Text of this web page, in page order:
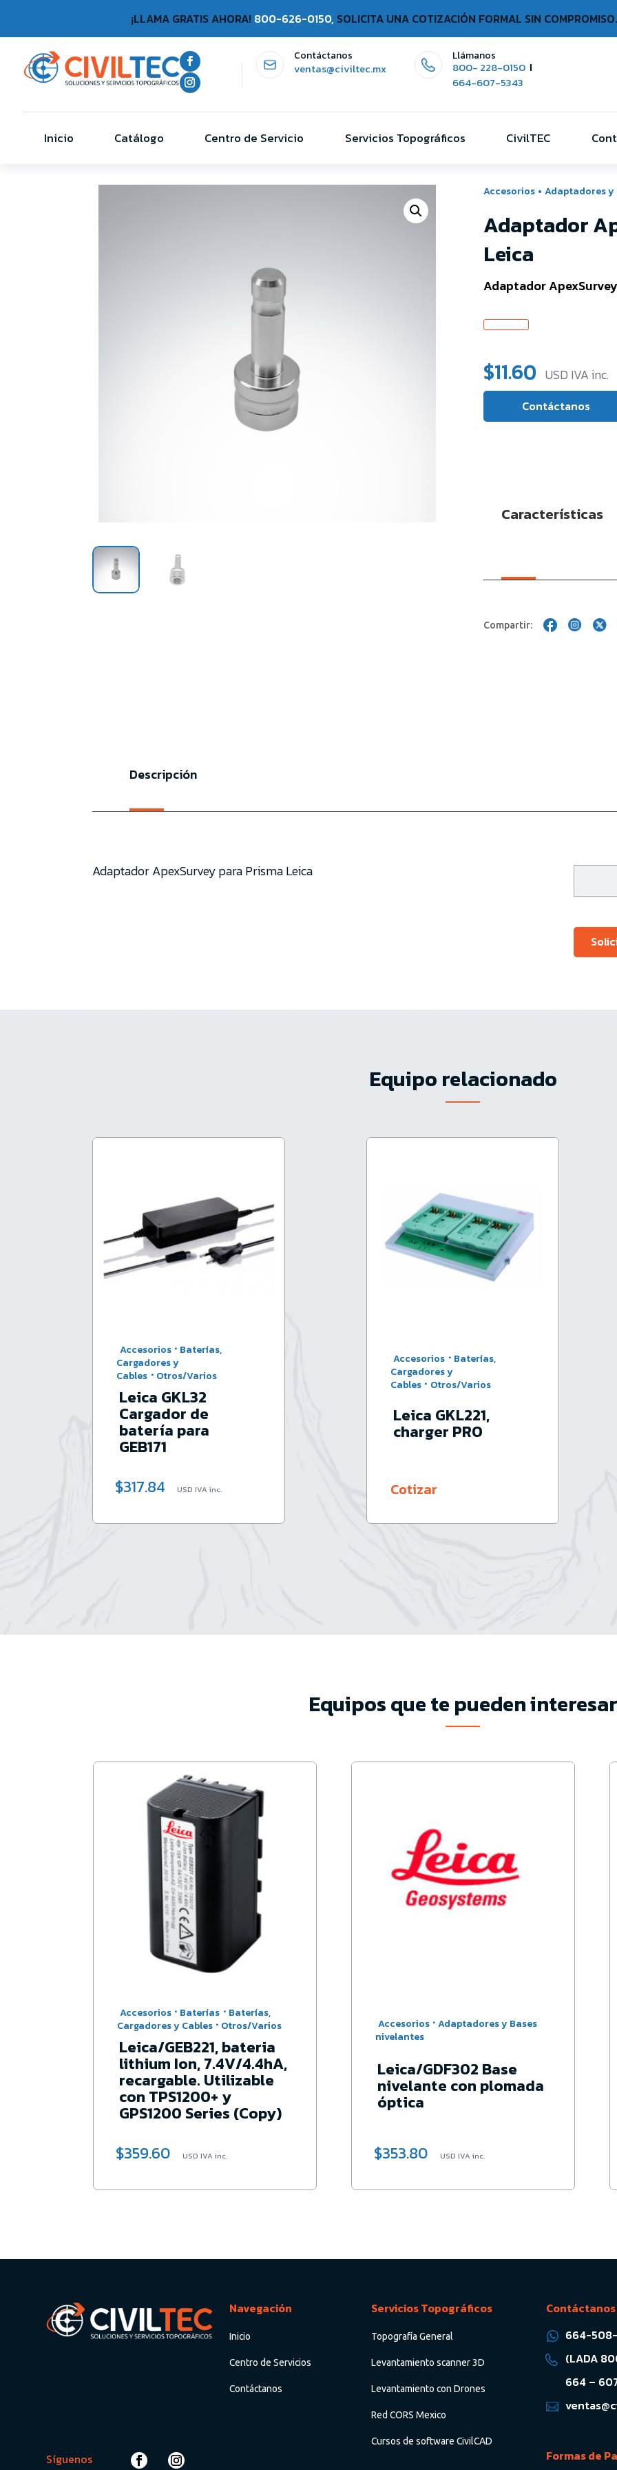
¡LLAMA GRATIS AHORA! 800-626-0150, SOLICITA UNA COTIZACIÓN FORMAL SIN
Contáctanos
ventas@civiltec.mx
Llámanos
800- 228-0150
664-607-5343
Inicio Catálogo Centro de Servicio Servicios Topográficos CivilTEC
Accesorios • Adaptadores y
Adaptador
Leica
Adaptador
$11.60 USD IVA inc.
Contáctanos
Características
Compartir:
Descripción
Adaptador ApexSurvey para Prisma Leica
Equipo relacionado
Accesorios · Baterías,
Cargadores y
Cables · Otros/Varios
Leica GKL32
Cargador de
batería para
GEB171
$317.84 USD IVA inc.
Accesorios · Baterías,
Cargadores y
Cables · Otros/Varios
Leica GKL221,
charger PRO
Cotizar
Equipos que te pueden interesar
Accesorios · Baterías · Baterías,
Cargadores y Cables · Otros/Varios
Leica/GEB221, bateria
lithium Ion, 7.4V/4.4hA,
recargable. Utilizable
con TPS1200+ y
GPS1200 Series (Copy)
$359.60 USD IVA inc.
Accesorios · Adaptadores y Bases
nivelantes
Leica/GDF302 Base
nivelante con plomada
óptica
$353.80 USD IVA inc.
Navegación
Inicio
Centro de Servicios
Contáctanos
Servicios Topográficos
Topografía General
Levantamiento scanner 3D
Levantamiento con Drones
Red CORS Mexico
Cursos de software CivilCAD
Contáctanos
664-
(LADA
664 –
Formas de